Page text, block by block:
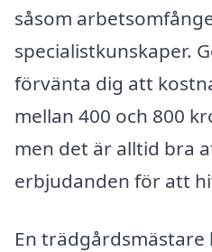
såsom
specialistkunskaper.
förvänta dig att
mellan 400 och 800
men det är alltid bra
erbjudanden för att
En trädgårdsmästare